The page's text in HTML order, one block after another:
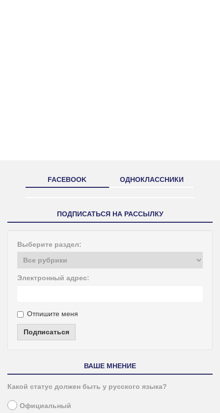
FACEBOOK ОДНОКЛАССНИКИ
ПОДПИСАТЬСЯ НА РАССЫЛКУ
Выберите раздел:
Электронный адрес:
Отпишите меня
Подписаться
ВАШЕ МНЕНИЕ
Какой статус должен быть у русского языка?
Официальный